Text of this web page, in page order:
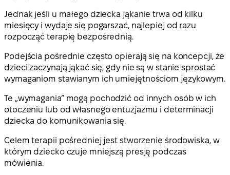
Jednak jeśli u małego dziecka jąkanie trwa od kilku
miesięcy i wydaje się pogarszać, najlepiej od razu
rozpocząć terapię bezpośrednią.
Podejścia pośrednie często opierają się na koncepcji, że
dzieci zaczynają jąkać się, gdy nie są w stanie sprostać
wymaganiom stawianym ich umiejętnościom językowym.
Te „wymagania” mogą pochodzić od innych osób w ich
otoczeniu lub od własnego entuzjazmu i determinacji
dziecka do komunikowania się.
Celem terapii pośredniej jest stworzenie środowiska, w
którym dziecko czuje mniejszą presję podczas
mówienia.